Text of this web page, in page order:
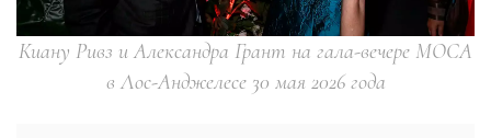
Киану Ривз и Александра Грант на гала-вечере MOCA
в Лос-Анджелесе 30 мая 2026 года